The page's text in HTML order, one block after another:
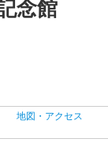
念館
地図・アクセス